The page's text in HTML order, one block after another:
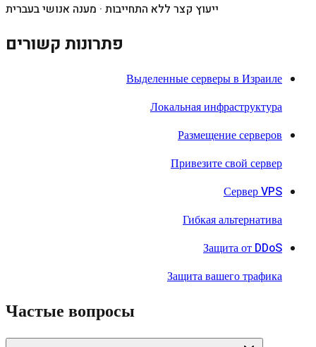
ייעוץ קצר ללא התחייבות · מענה אנושי בעברית
פתרונות קשורים
Выделенные серверы в Израиле
Локальная инфраструктура
Размещение серверов
Привезите свой сервер
Сервер VPS
Гибкая альтернатива
Защита от DDoS
Защита вашего трафика
Частые вопросы